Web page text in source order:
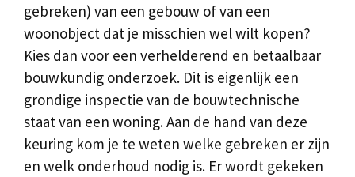
gebreken) van een gebouw of van een
woonobject dat je misschien wel wilt kopen?
Kies dan voor een verhelderend en betaalbaar
bouwkundig onderzoek. Dit is eigenlijk een
grondige inspectie van de bouwtechnische
staat van een woning. Aan de hand van deze
keuring kom je te weten welke gebreken er zijn
en welk onderhoud nodig is. Er wordt gekeken